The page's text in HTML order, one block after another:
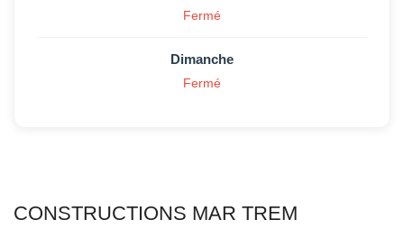
Fermé
Dimanche
Fermé